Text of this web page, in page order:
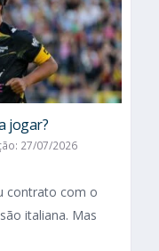
jogar?
27/07/2026
contrato com o
italiana. Mas